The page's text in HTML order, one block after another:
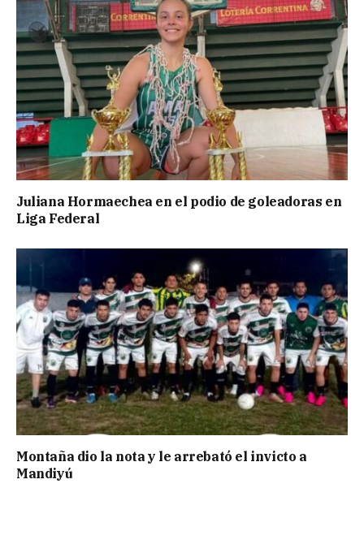
Juliana Hormaechea en el podio de goleadoras en
Liga Federal
Montaña dio la nota y le arrebató el invicto a
Mandiyú